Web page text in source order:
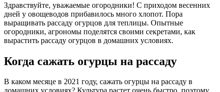
Здравствуйте, уважаемые огородники! С приходом весенних
дней у овощеводов прибавилось много хлопот. Пора
выращивать рассаду огурцов для теплицы. Опытные
огородники, агрономы поделятся своими секретами, как
вырастить рассаду огурцов в домашних условиях.
Когда сажать огурцы на рассаду
В каком месяце в 2021 году, сажать огурцы на рассаду в